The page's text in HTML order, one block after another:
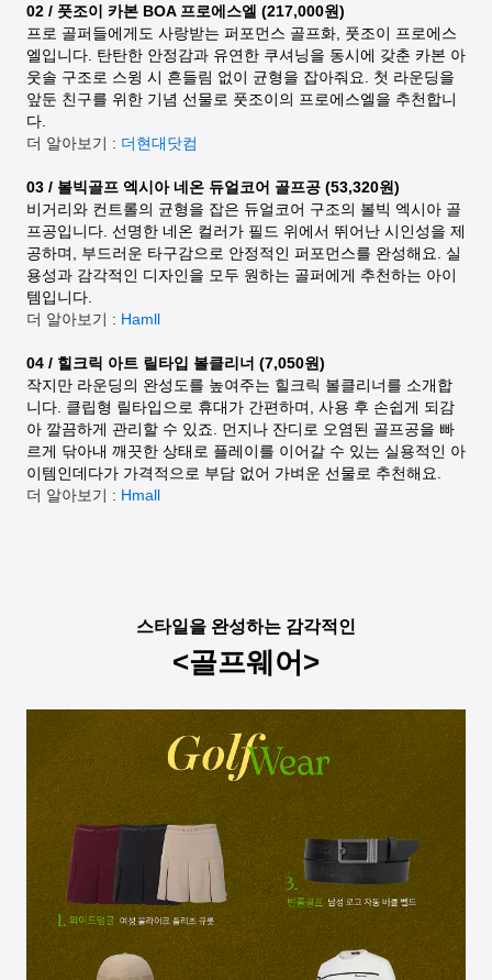
02 / 풋조이 카본 BOA 프로에스엘 (217,000원)
프로 골퍼들에게도 사랑받는 퍼포먼스 골프화, 풋조이 프로에스
엘입니다. 탄탄한 안정감과 유연한 쿠셔닝을 동시에 갖춘 카본 아
웃솔 구조로 스윙 시 흔들림 없이 균형을 잡아줘요. 첫 라운딩을
앞둔 친구를 위한 기념 선물로 풋조이의 프로에스엘을 추천합니
다.
더 알아보기 : 더현대닷컴
03 / 볼빅골프 엑시아 네온 듀얼코어 골프공 (53,320원)
비거리와 컨트롤의 균형을 잡은 듀얼코어 구조의 볼빅 엑시아 골
프공입니다. 선명한 네온 컬러가 필드 위에서 뛰어난 시인성을 제
공하며, 부드러운 타구감으로 안정적인 퍼포먼스를 완성해요. 실
용성과 감각적인 디자인을 모두 원하는 골퍼에게 추천하는 아이
템입니다.
더 알아보기 : Hamll
04 / 힐크릭 아트 릴타입 볼클리너 (7,050원)
작지만 라운딩의 완성도를 높여주는 힐크릭 볼클리너를 소개합
니다. 클립형 릴타입으로 휴대가 간편하며, 사용 후 손쉽게 되감
아 깔끔하게 관리할 수 있죠. 먼지나 잔디로 오염된 골프공을 빠
르게 닦아내 깨끗한 상태로 플레이를 이어갈 수 있는 실용적인 아
이템인데다가 가격적으로 부담 없어 가벼운 선물로 추천해요.
더 알아보기 : Hmall
스타일을 완성하는 감각적인
<골프웨어>